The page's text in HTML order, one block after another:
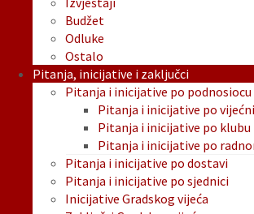
Budžet
Odluke
Ostalo
Pitanja, inicijative i zaključci
Pitanja i inicijative po podnosiocu
Pitanja i inicijative po
Pitanja i inicijative po klubu
Pitanja i inicijative po
Pitanja i inicijative po dostavi
Pitanja i inicijative po sjednici
Inicijative Gradskog vijeća